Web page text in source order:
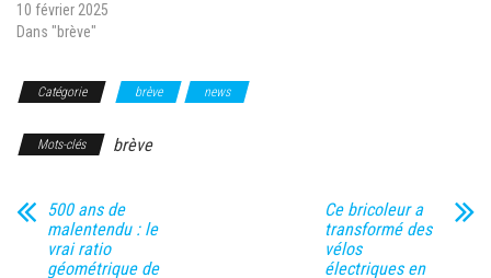
10 février 2025
Dans "brève"
Catégorie brève news
Mots-clés brève
500 ans de
malentendu : le
vrai ratio
géométrique de
Ce bricoleur a
transformé des
vélos
électriques en